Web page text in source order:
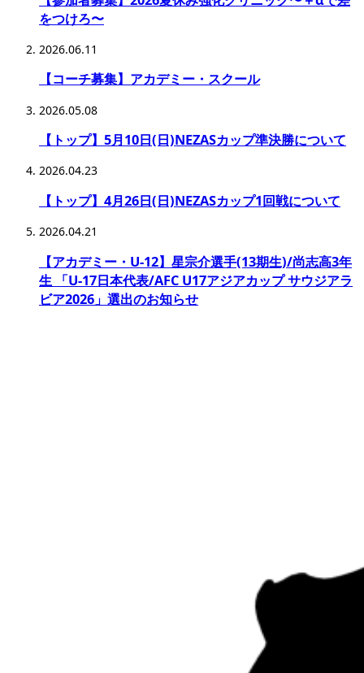
をつけろ〜
2026.06.11
【コーチ募集】アカデミー・スクール
2026.05.08
【トップ】5月10日(日)NEZASカップ準決勝について
2026.04.23
【トップ】4月26日(日)NEZASカップ1回戦について
2026.04.21
【アカデミー・U-12】星宗介選手(13期生)/尚志高3年
生 「U-17日本代表/AFC U17アジアカップ サウジアラ
ビア2026」選出のお知らせ